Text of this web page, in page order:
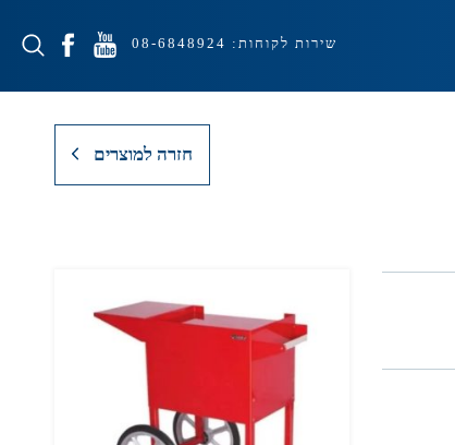
שירות לקוחות: 08-6848924
חזרה למוצרים